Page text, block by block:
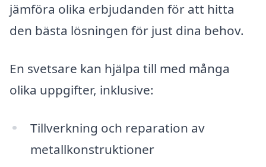
jämföra olika erbjudanden för att hitta
den bästa lösningen för just dina behov.
En svetsare kan hjälpa till med många
olika uppgifter, inklusive:
Tillverkning och reparation av
metallkonstruktioner